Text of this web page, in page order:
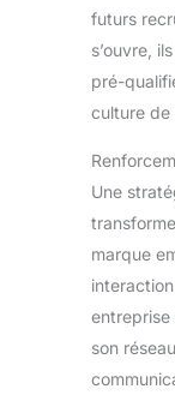
futurs
s’ouvre,
pré-
culture de
Une
marque
entreprise
son